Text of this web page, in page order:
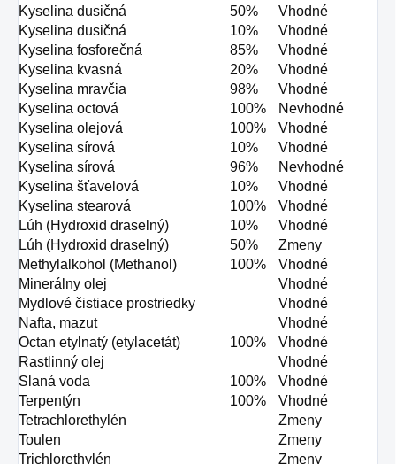
Kyselina dusičná
50%
Vhodné
Kyselina dusičná
10%
Vhodné
Kyselina fosforečná
85%
Vhodné
Kyselina kvasná
20%
Vhodné
Kyselina mravčia
98%
Vhodné
Kyselina octová
100%
Nevhodné
Kyselina olejová
100%
Vhodné
Kyselina sírová
10%
Vhodné
Kyselina sírová
96%
Nevhodné
Kyselina šťavelová
10%
Vhodné
Kyselina stearová
100%
Vhodné
Lúh (Hydroxid draselný)
10%
Vhodné
Lúh (Hydroxid draselný)
50%
Zmeny
Methylalkohol (Methanol)
100%
Vhodné
Minerálny olej
Vhodné
Mydlové čistiace prostriedky
Vhodné
Nafta, mazut
Vhodné
Octan etylnatý (etylacetát)
100%
Vhodné
Rastlinný olej
Vhodné
Slaná voda
100%
Vhodné
Terpentýn
100%
Vhodné
Tetrachlorethylén
Zmeny
Toulen
Zmeny
Trichlorethylén
Zmeny